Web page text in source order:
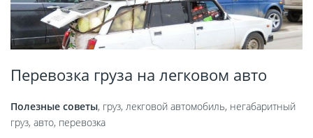
Перевозка груза на легковом авто
Полезные советы, груз, лекговой автомобиль, негабаритный
груз, авто, перевозка